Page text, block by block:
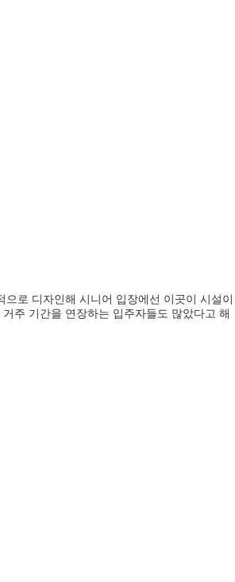
로 디자인해 시니어 입장에선 이곳이 시설이
주 기간을 연장하는 입주자들도 많았다고 해